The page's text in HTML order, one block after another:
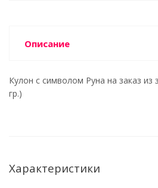
Описание
Кулон с символом Руна на заказ из
гр.)
Характеристики